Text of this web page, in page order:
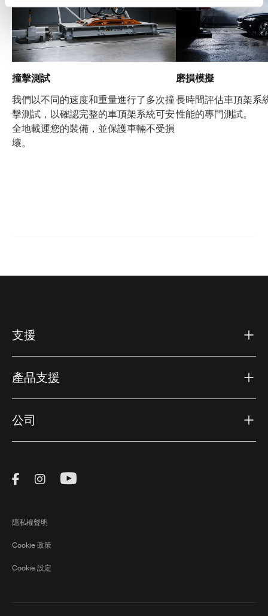
撞擊測試
我們以不同的速度和重量進行了多次撞
擊測試，以確認完整的車頂架系統可安
全地載運您的裝備，並保護車輛不受損
壞。
磨損模擬
長時間評估車頂架系
性能的專門測試。
支援
產品支援
公司
Visit Thule on Facebook (external link)
Visit Thule on Instagram (external link)
Visit Thule on Youtube (external
隱私權聲明
Cookie 政策
Cookie 設定